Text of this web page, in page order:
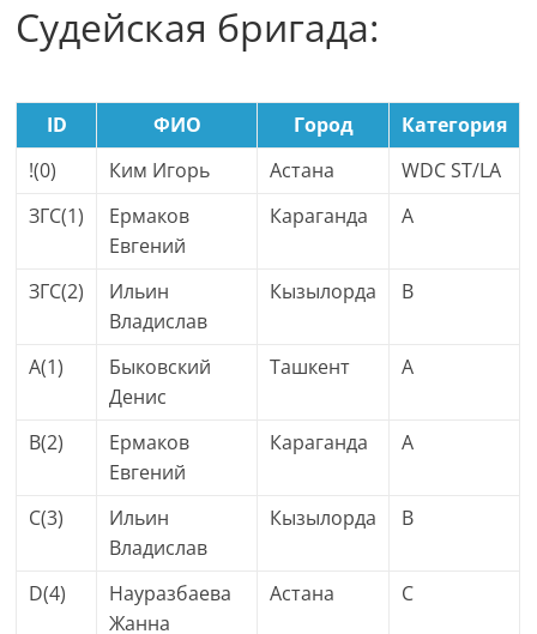
Судейская бригада:
ID ФИО Город
Категория
!(0)
Ким Игорь Астана
WDC ST/LA
ЗГС(1)
Ермаков
Евгений
Караганда A
ЗГС(2)
Ильин
Владислав
Кызылорда B
A(1)
Быковский
Денис
Ташкент A
B(2)
Ермаков
Евгений
Караганда A
C(3)
Ильин
Владислав
Кызылорда B
D(4)
Науразбаева
Жанна
Астана C